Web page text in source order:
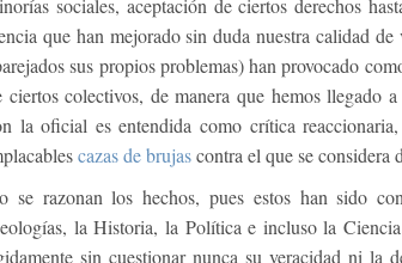
sociales, aceptación de ciertos derechos
que han mejorado sin duda nuestra calidad
sus propios problemas) han provocado
ciertos colectivos, de manera que hemos llegado
la oficial es entendida como crítica
cazas de brujascontra el que se considera
se razonan los hechos, pues estos han sido
la Historia, la Política e incluso la
sin cuestionar nunca su veracidad ni la